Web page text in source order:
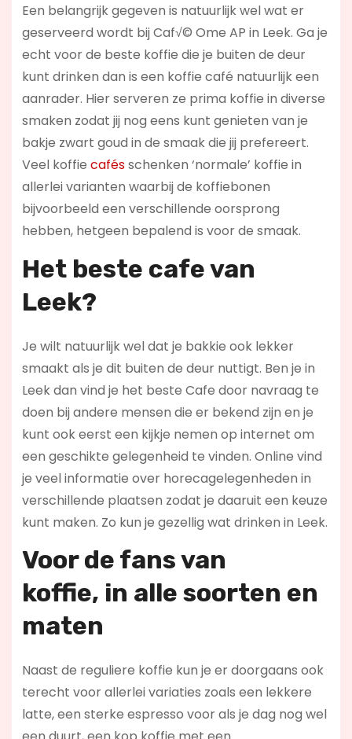
Een belangrijk gegeven is natuurlijk wel wat er
geserveerd wordt bij Caf√© Ome AP in Leek. Ga je
echt voor de beste koffie die je buiten de deur
kunt drinken dan is een koffie café natuurlijk een
aanrader. Hier serveren ze prima koffie in diverse
smaken zodat jij nog eens kunt genieten van je
bakje zwart goud in de smaak die jij prefereert.
Veel koffie cafésschenken ‘normale’ koffie in
allerlei varianten waarbij de koffiebonen
bijvoorbeeld een verschillende oorsprong
hebben, hetgeen bepalend is voor de smaak.
Het beste cafe van
Leek?
Je wilt natuurlijk wel dat je bakkie ook lekker
smaakt als je dit buiten de deur nuttigt. Ben je in
Leek dan vind je het beste Cafe door navraag te
doen bij andere mensen die er bekend zijn en je
kunt ook eerst een kijkje nemen op internet om
een geschikte gelegenheid te vinden. Online vind
je veel informatie over horecagelegenheden in
verschillende plaatsen zodat je daaruit een keuze
kunt maken. Zo kun je gezellig wat drinken in Leek.
Voor de fans van
koffie, in alle soorten en
maten
Naast de reguliere koffie kun je er doorgaans ook
terecht voor allerlei variaties zoals een lekkere
latte, een sterke espresso voor als je dag nog wel